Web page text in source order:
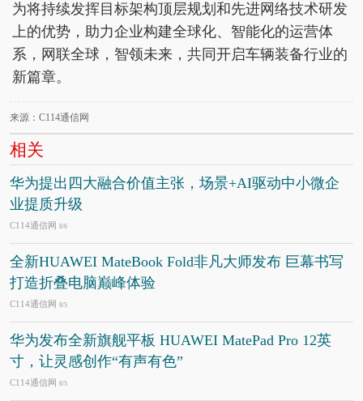
为将持续发挥目标架构顶层规划和先进网络技术研发
上的优势，助力企业构建全球化、智能化的运营体
系，网联全球，智领未来，共同开启车辆装备行业的
新篇章。
来源：C114通信网
相关
华为提出四大融合价值主张，场景+AI驱动中小微企
业提质升级
C114通信网 8/6
全新HUAWEI MateBook Fold非凡大师发布 巨幕书写
打造折叠电脑巅峰体验
C114通信网 8/5
华为发布全新旗舰平板 HUAWEI MatePad Pro 12英
寸，让灵感创作“有声有色”
C114通信网 8/5